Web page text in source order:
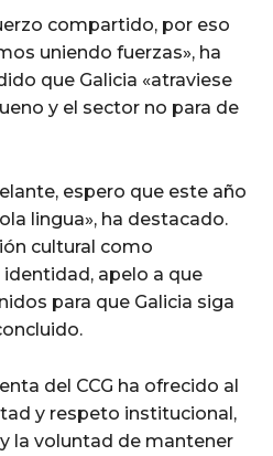
compartido, por eso
uniendo fuerzas», ha
que Galicia «atraviese
y el sector no para de
espero que este año
lingua», ha destacado.
cultural como
apelo a que
para que Galicia siga
del CCG ha ofrecido al
y respeto institucional,
la voluntad de mantener